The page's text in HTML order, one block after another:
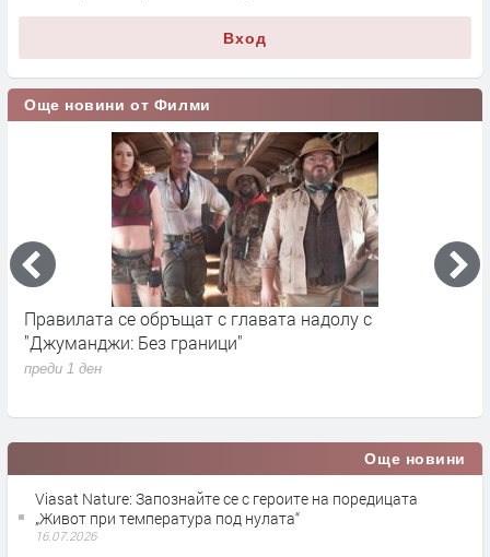
Вход
Още новини от Филми
„Седмицата на акулите“ се завръща от 3 август по
Discovery
преди 1 седмица
Още новини
Viasat Nature: Запознайте се с героите на поредицата
„Живот при температура под нулата“
16.07.2026